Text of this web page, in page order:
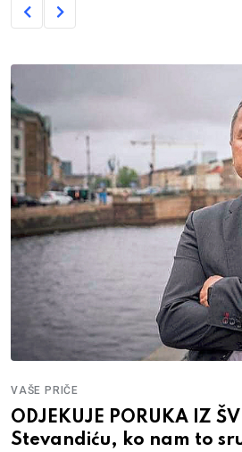
VAŠE PRIČE
ODJEKUJE PORUKA IZ
Stevandiću, ko nam to